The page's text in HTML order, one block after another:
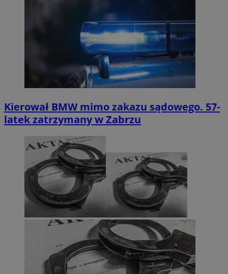
Kierował BMW mimo zakazu sądowego. 57-
latek zatrzymany w Zabrzu